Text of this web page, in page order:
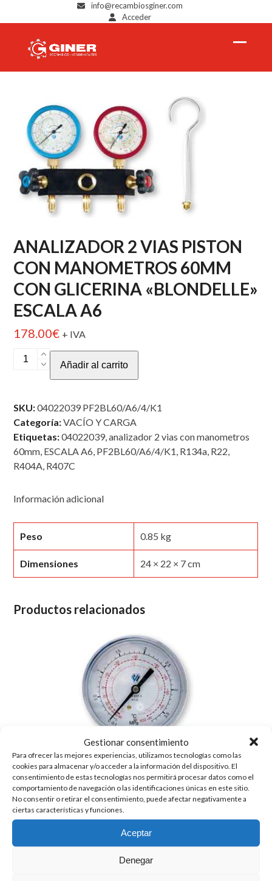
Gestionar consentimiento
Para ofrecer las mejores experiencias, utilizamos tecnologías como las
cookies para almacenar y/o acceder a la información del dispositivo. El
consentimiento de estas tecnologías nos permitirá procesar datos como el
comportamiento de navegación o las identificaciones únicas en este sitio.
No consentir o retirar el consentimiento, puede afectar negativamente a
ciertas características y funciones.
Aceptar
Denegar
to
info@recambiosginer.com
Acceder
ANALIZADOR 2 VIAS PISTON
CON MANOMETROS 60MM
CON GLICERINA «BLONDELLE»
ESCALA A6
178.00€ + IVA
ANALIZADOR
CON
MANOMETROS
60MM
CON
GLICERINA
ESCALA
Añadir al carrito
SKU:04022039 PF2BL60/A6/4/K1
Categoría:VACÍO Y CARGA
Etiquetas:04022039,analizador 2 vias con manometros
60mm, ESCALA A6, PF2BL60/A6/4/K1, R134a, R22,
R404A, R407C
Información adicional
Peso 0.85 kg
Dimensiones 24 × 22 × 7 cm
Productos relacionados
MANOMETRO 80MM ALTA PULSE FREE R22,
134A, 404, 407C
20.00€+ IVA